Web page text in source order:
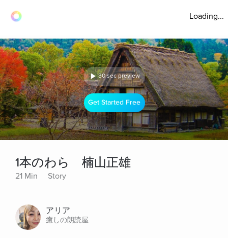
Loading...
30 sec preview
Get Started Free
1本のわら 楠山正雄
21 Min Story
アリア
癒しの朗読屋